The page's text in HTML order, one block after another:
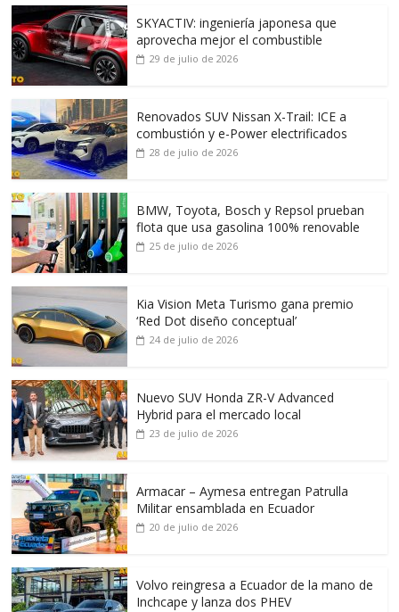
SKYACTIV: ingeniería japonesa que
aprovecha mejor el combustible
29 de julio de 2026
Renovados SUV Nissan X-Trail: ICE a
combustión y e-Power electrificados
28 de julio de 2026
BMW, Toyota, Bosch y Repsol prueban
flota que usa gasolina 100% renovable
25 de julio de 2026
Kia Vision Meta Turismo gana premio
‘Red Dot diseño conceptual’
24 de julio de 2026
Nuevo SUV Honda ZR-V Advanced
Hybrid para el mercado local
23 de julio de 2026
Armacar – Aymesa entregan Patrulla
Militar ensamblada en Ecuador
20 de julio de 2026
Volvo reingresa a Ecuador de la mano de
Inchcape y lanza dos PHEV